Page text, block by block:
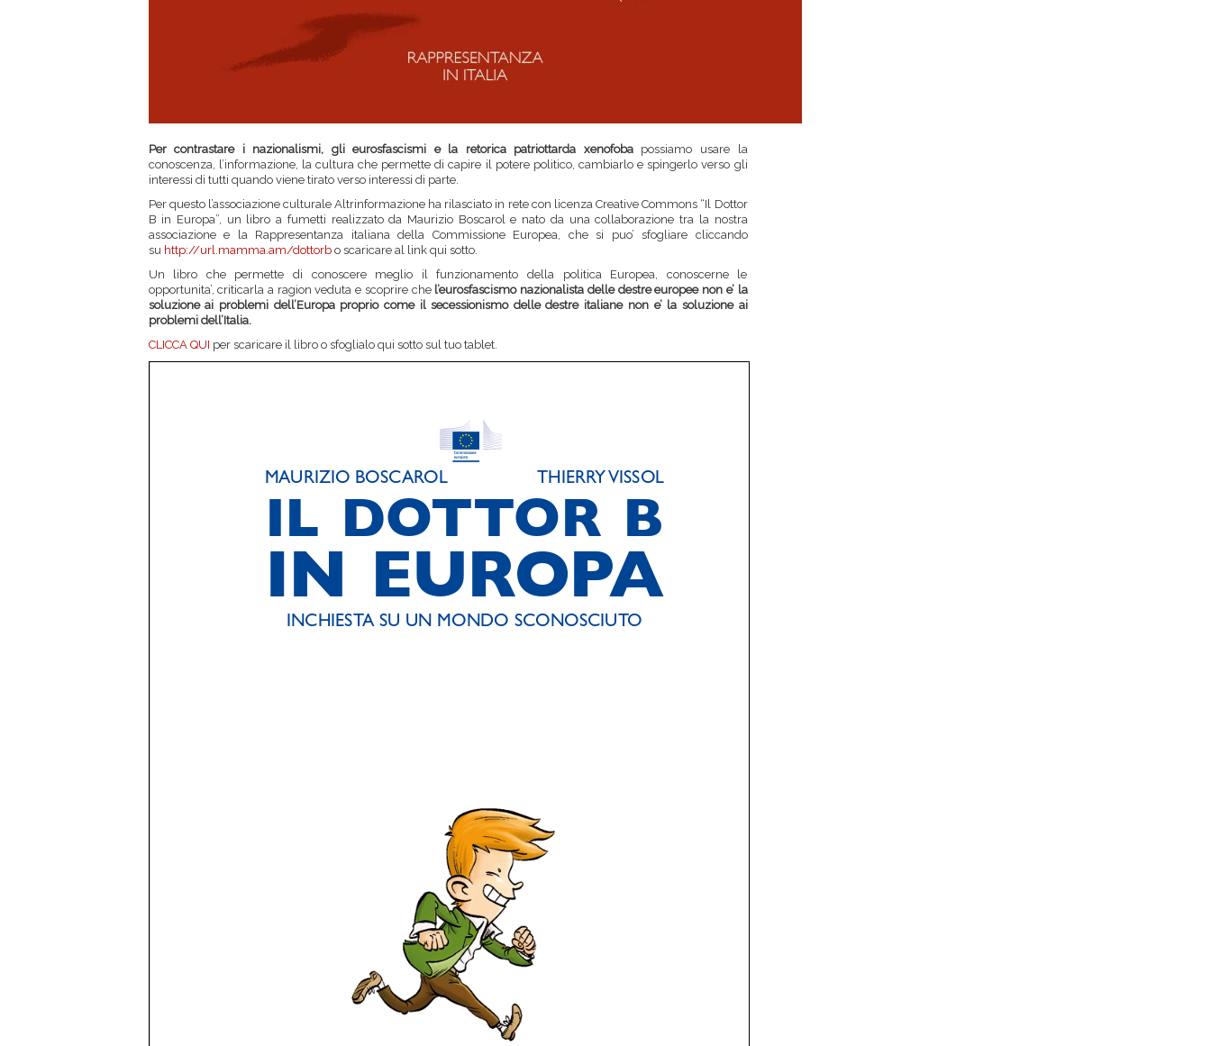
Per contrastare i nazionalismi, gli eurosfascismi e la retorica patriottarda xenofobapossiamo usare la
conoscenza, l’informazione, la cultura che permette di capire il potere politico, cambiarlo e spingerlo verso gli
interessi di tutti quando viene tirato verso interessi di parte.
Per questo l’associazione culturale Altrinformazione ha rilasciato in rete con licenza Creative Commons “Il Dottor
B in Europa”, un libro a fumetti realizzato da Maurizio Boscarol e nato da una collaborazione tra la nostra
associazione e la Rappresentanza italiana della Commissione Europea, che si puo’ sfogliare cliccando
su http://url.mamma.am/dottorbo scaricare al link qui sotto.
Un libro che permette di conoscere meglio il funzionamento della politica Europea, conoscerne le
opportunita’, criticarla a ragion veduta e scoprire che l’eurosfascismo nazionalista delle destre europee non e’ la
soluzione ai problemi dell’Europa proprio come il secessionismo delle destre italiane non e’ la soluzione ai
problemi dell’Italia.
CLICCA QUI per scaricare il libro o sfoglialo qui sotto sul tuo tablet.